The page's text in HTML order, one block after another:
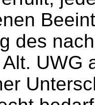
des
UWG